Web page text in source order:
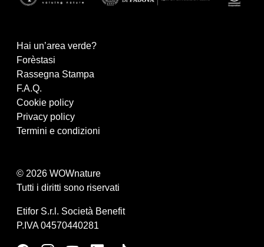
Hai un’area verde?
Forèstasi
Rassegna Stampa
F.A.Q.
Cookie policy
Privacy policy
Termini e condizioni
© 2026 WOWnature
Tutti i diritti sono riservati
Etifor S.r.l. Società Benefit
P.IVA 04570440281